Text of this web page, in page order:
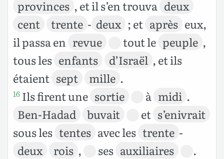
provinces , et il s’en trouva deux
cent
trente - deux ; et après eux,
il passa en revue tout le peuple ,
tous les enfants d’Israël , et ils
étaient sept mille .
16 Ils firent une sortie à midi .
Ben-Hadad
buvait et s’enivrait
sous les tentes avec les trente -
deux
rois , ses auxiliaires .